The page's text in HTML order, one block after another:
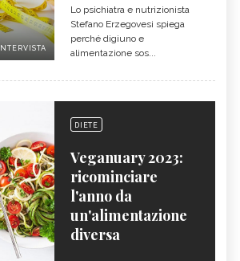
INTERVISTA
Lo psichiatra e nutrizionista
Stefano Erzegovesi spiega
perché digiuno e
alimentazione sos...
DIETE
Veganuary 2023:
ricominciare
l'anno da
un'alimentazione
diversa